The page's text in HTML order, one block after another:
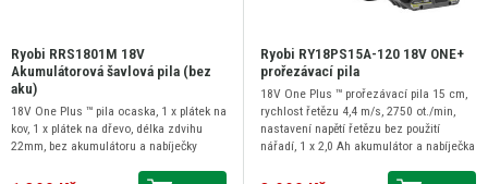
Ryobi RRS1801M 18V
Akumulátorová šavlová pila (bez
aku)
18V One Plus ™ pila ocaska, 1 x plátek na
kov, 1 x plátek na dřevo, délka zdvihu
22mm, bez akumulátoru a nabíječky
Ryobi RY18PS15A-120 18V ONE+
prořezávací pila
18V One Plus ™ prořezávací pila 15 cm,
rychlost řetězu 4,4 m/s, 2750 ot./min,
nastavení napětí řetězu bez použití
nářadí, 1 x 2,0 Ah akumulátor a nabíječka